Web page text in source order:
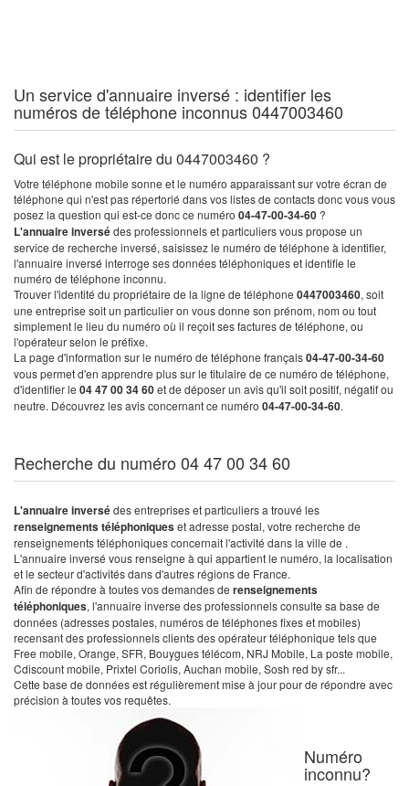
Un service d'annuaire inversé : identifier les
numéros de téléphone inconnus 0447003460
Qui est le propriétaire du 0447003460 ?
Votre téléphone mobile sonne et le numéro apparaissant sur votre écran de
téléphone qui n'est pas répertorié dans vos listes de contacts donc vous vous
posez la question qui est-ce donc ce numéro 04-47-00-34-60 ?
L'annuaire inversédes professionnels et particuliers vous propose un
service de recherche inversé, saisissez le numéro de téléphone à identifier,
l'annuaire inversé interroge ses données téléphoniques et identifie le
numéro de téléphone inconnu.
Trouver l'identité du propriétaire de la ligne de téléphone 0447003460, soit
une entreprise soit un particulier on vous donne son prénom, nom ou tout
simplement le lieu du numéro où il reçoit ses factures de téléphone, ou
l'opérateur selon le préfixe.
La page d'information sur le numéro de téléphone français04-47-00-34-60
vous permet d'en apprendre plus sur le titulaire de ce numéro de téléphone,
d'identifier le 04 47 00 34 60et de déposer un avis qu'il soit positif, négatif ou
neutre. Découvrez les avis concernant ce numéro 04-47-00-34-60.
Recherche du numéro 04 47 00 34 60
L'annuaire inversédes entreprises et particuliers a trouvé les
renseignements téléphoniqueset adresse postal, votre recherche de
renseignements téléphoniques concernait l'activité dans la ville de .
L'annuaire inversé vous renseigne à qui appartient le numéro, la localisation
et le secteur d'activités dans d'autres régions de France.
Afin de répondre à toutes vos demandes de renseignements
téléphoniques, l'annuaire inverse des professionnels consulte sa base de
données (adresses postales, numéros de téléphones fixes et mobiles)
recensant des professionnels clients des opérateur téléphonique tels que
Free mobile, Orange, SFR, Bouygues télécom, NRJ Mobile, La poste mobile,
Cdiscount mobile, Prixtel Coriolis, Auchan mobile, Sosh red by sfr...
Cette base de données est régulièrement mise à jour pour de répondre avec
précision à toutes vos requêtes.
Numéro
inconnu?